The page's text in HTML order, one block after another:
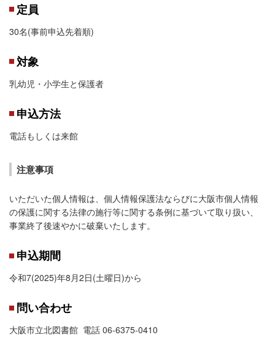
定員
30名(事前申込先着順)
対象
乳幼児・小学生と保護者
申込方法
電話もしくは来館
注意事項
いただいた個人情報は、個人情報保護法ならびに大阪市個人情報
の保護に関する法律の施行等に関する条例に基づいて取り扱い、
事業終了後速やかに破棄いたします。
申込期間
令和7(2025)年8月2日(土曜日)から
問い合わせ
大阪市立北図書館 電話 06-6375-0410